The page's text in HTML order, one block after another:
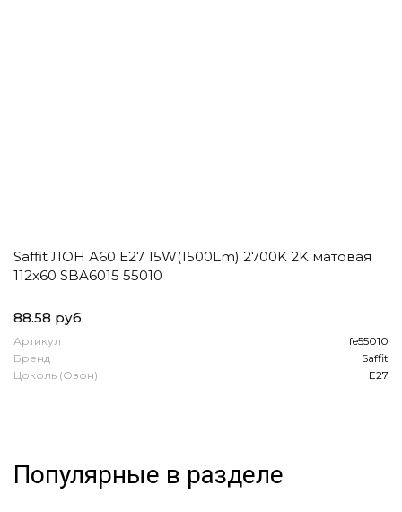
Saffit ЛОН А60 E27 15W(1500Lm) 2700K 2K матовая
112x60 SBA6015 55010
88.58 руб.
Артикул
fe55010
Бренд
Saffit
Цоколь (Озон)
E27
Популярные в разделе